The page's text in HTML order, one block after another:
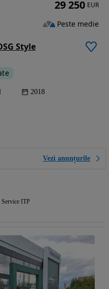
Style
2018
Vezi anunțurile
Service ITP
29 250 EUR
Peste medie